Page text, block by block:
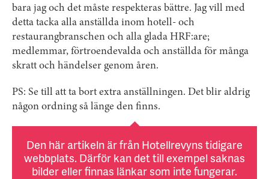
bara jag och det måste respekteras bättre. Jag vill med
detta tacka alla anställda inom hotell- och
restaurangbranschen och alla glada HRF:are;
medlemmar, förtroendevalda och anställda för många
skratt och händelser genom åren.
PS: Se till att ta bort extra anställningen. Det blir aldrig
någon ordning så länge den finns.
Den här artikeln är från Hotellrevyns tidigare
webbplats. Därför kan det till exempel saknas
bilder eller finnas länkar som inte fungerar.